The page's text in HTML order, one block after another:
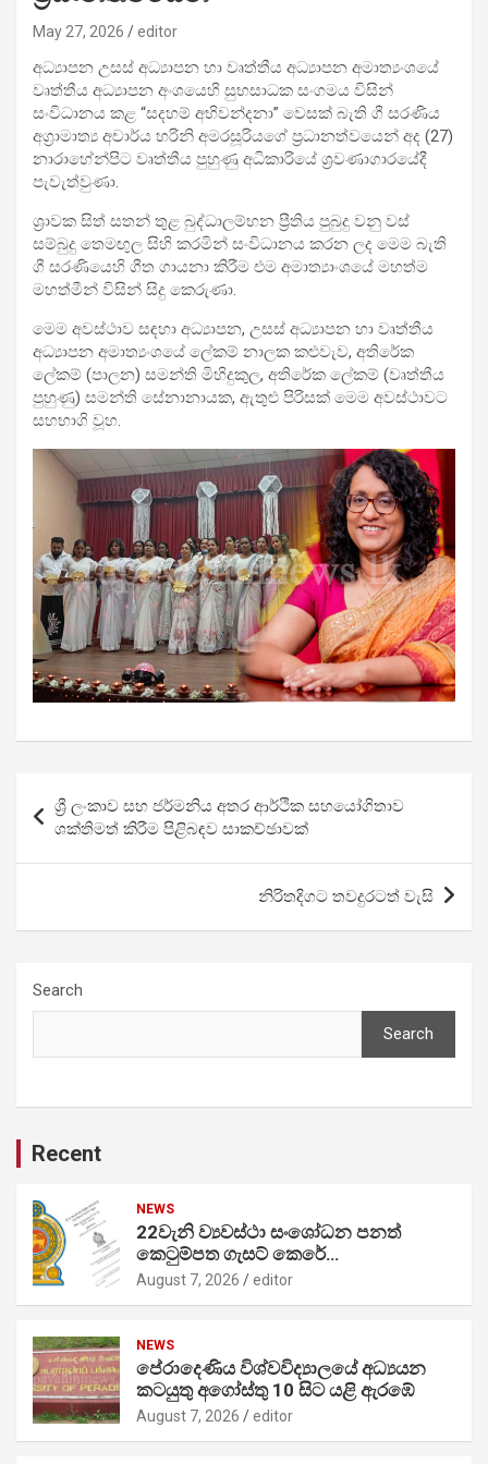
May 27, 2026 editor
අධ්‍යාපන උසස් අධ්‍යාපන හා වෘත්තීය අධ්‍යාපන අමාත්‍යංශයේ
වෘත්තීය අධ්‍යාපන අංශයෙහි සුභසාධක සංගමය විසින්
සංවිධානය කළ “සදහම් අභිවන්දනා” වෙසක් බැති ගී සරණිය
අග්‍රාමාත්‍ය අචාර්ය හරිනි අමරසූරියගේ ප්‍රධානත්වයෙන් අද (27)
නාරාහේන්පිට වෘත්තීය පුහුණු අධිකාරියේ ශ්‍රවණාගාරයේදී
පැවැත්වුණා.
ශ්‍රාවක සිත් සතන් තුළ බුද්ධාලම්භන ප්‍රීතිය පුබුදු වනු වස්
සම්බුදු තෙමඟුල සිහි කරමින් සංවිධානය කරන ලද මෙම බැති
ගී සරණියෙහි ගීත ගායනා කිරීම එම අමාත්‍යාංශයේ මහත්ම
මහත්මීන් විසින් සිදු කෙරුණා.
මෙම අවස්ථාව සඳහා අධ්‍යාපන, උසස් අධ්‍යාපන හා වෘත්තීය
අධ්‍යාපන අමාත්‍යංශයේ ලේකම් නාලක කළුවැව, අතිරේක
ලේකම් (පාලන) සමන්ති මිහිදුකුල, අතිරේක ලේකම් (වෘත්තීය
පුහුණු) සමන්ති සේනානායක, ඇතුළු පිරිසක් මෙම අවස්ථාවට
සහභාගි වූහ.
Post
navigation
ශ්‍රී ලංකාව සහ ජර්මනිය අතර ආර්ථික සහයෝගිතාව
ශක්තිමත් කිරීම පිළිබඳව සාකච්ඡාවක්
නිරිතදිගට තවදුරටත් වැසි
Search
Search
Recent
NEWS
22වැනි ව්‍යවස්ථා සංශෝධන පනත්
කෙටුම්පත ගැසට් කෙරේ…
August 7, 2026 editor
NEWS
පේරාදෙණිය විශ්වවිද්‍යාලයේ අධ්‍යයන
කටයුතු අගෝස්තු 10 සිට යළි ඇරඹේ
August 7, 2026 editor